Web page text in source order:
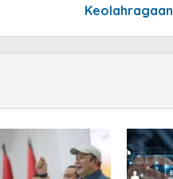
Keolahragaan